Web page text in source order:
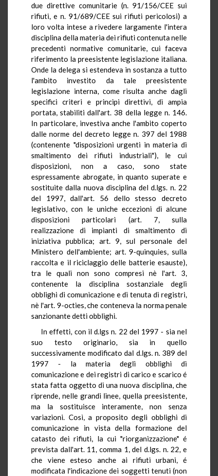
due direttive comunitarie (n. 91/156/CEE sui
rifiuti, e n. 91/689/CEE sui rifiuti pericolosi) a
loro volta intese a rivedere largamente l'intera
disciplina della materia dei rifiuti contenuta nelle
precedenti normative comunitarie, cui faceva
riferimento la preesistente legislazione italiana.
Onde la delega si estendeva in sostanza a tutto
l'ambito investito da tale preesistente
legislazione interna, come risulta anche dagli
specifici criteri e principi direttivi, di ampia
portata, stabiliti dall'art. 38 della legge n. 146.
In particolare, investiva anche l'ambito coperto
dalle norme del decreto legge n. 397 del 1988
(contenente "disposizioni urgenti in materia di
smaltimento dei rifiuti industriali"), le cui
disposizioni, non a caso, sono state
espressamente abrogate, in quanto superate e
sostituite dalla nuova disciplina del d.lgs. n. 22
del 1997, dall'art. 56 dello stesso decreto
legislativo, con le uniche eccezioni di alcune
disposizioni particolari (art. 7, sulla
realizzazione di impianti di smaltimento di
iniziativa pubblica; art. 9, sul personale del
Ministero dell'ambiente; art. 9-quinquies, sulla
raccolta e il riciclaggio delle batterie esauste),
tra le quali non sono compresi nè l'art. 3,
contenente la disciplina sostanziale degli
obblighi di comunicazione e di tenuta di registri,
nè l'art. 9-octies, che conteneva la norma penale
sanzionante detti obblighi.
In effetti, con il d.lgs n. 22 del 1997 - sia nel
suo testo originario, sia in quello
successivamente modificato dal d.lgs. n. 389 del
1997 - la materia degli obblighi di
comunicazione e dei registri di carico e scarico é
stata fatta oggetto di una nuova disciplina, che
riprende, nelle grandi linee, quella preesistente,
ma la sostituisce interamente, non senza
variazioni. Così, a proposito degli obblighi di
comunicazione in vista della formazione del
catasto dei rifiuti, la cui "riorganizzazione" é
prevista dall'art. 11, comma 1, del d.lgs. n. 22, e
che viene esteso anche ai rifiuti urbani, é
modificata l'indicazione dei soggetti tenuti (non